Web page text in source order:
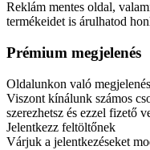
Reklám mentes oldal,
termékeidet is árulhatod
Prémium megjelenés
Oldalunkon való
Viszont kínálunk számos
szerezhetsz és ezzel fizető
Jelentkezz feltöltőnek
Várjuk a jelentkezéseket